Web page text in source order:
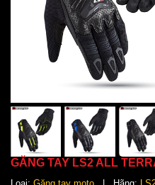
GĂNG TAY LS2 ALL